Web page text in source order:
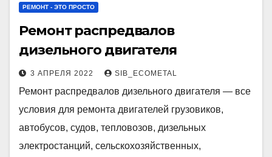
РЕМОНТ - ЭТО ПРОСТО
Ремонт распредвалов
дизельного двигателя
3 АПРЕЛЯ 2022 SIB_ECOMETAL
Ремонт распредвалов дизельного двигателя — все
условия для ремонта двигателей грузовиков,
автобусов, судов, тепловозов, дизельных
электростанций, сельскохозяйственных,